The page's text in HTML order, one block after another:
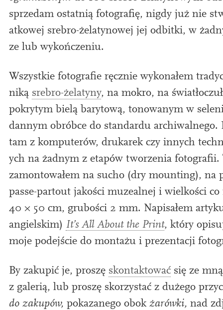
sprzedam ostat­nią foto­grafię, nig­dy już nie
atkowej srebro-żelatynowej jej odbitki, w
ze lub wykończeniu.
Wszystkie foto­grafie ręcznie wykon­ałem
niką srebro-żelatyny, na mok­ro, na
pokrytym bielą barytową, tonow­anym w
dannym obróbce do stand­ardu
tam z kom­puter­ów, drukarek czy innych
ych na żadnym z eta­pów tworzenia foto­grafii.
zamon­towałem na sucho (dry mount­ing), na
passe-par­tout jakości muzeal­nej i wielkości
40 × 50 cm, grubości 2 mm. Napisałem
angiel­skim) It’s All About the Print, który
moje pode­jście do montażu i prezentacji
By zak­upić je, proszę skon­tak­tować się ze
z galer­ią, lub proszę skorzys­tać z dużego
do zak­upów, pokazane­go obok żarówki, nad